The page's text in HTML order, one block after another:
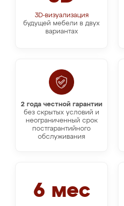
3D-визуализация
будущей мебели в двух
вариантах
2 года честной гарантии
без скрытых условий и
неограниченный срок
постгарантийного
обслуживания
6 мес